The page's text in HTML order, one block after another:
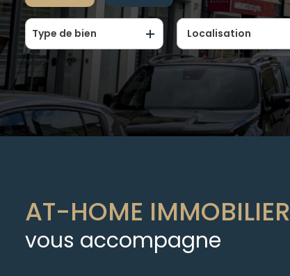
De l'ancien
De l'immo pro
Type de bien
AT-HOME IMMOBILIER
vous accompagne